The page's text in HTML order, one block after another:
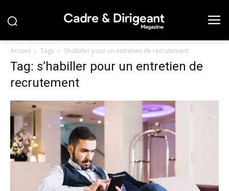
Accueil Tags S’habiller pour un entretien de recrutement
Tag: s’habiller pour un entretien de
recrutement